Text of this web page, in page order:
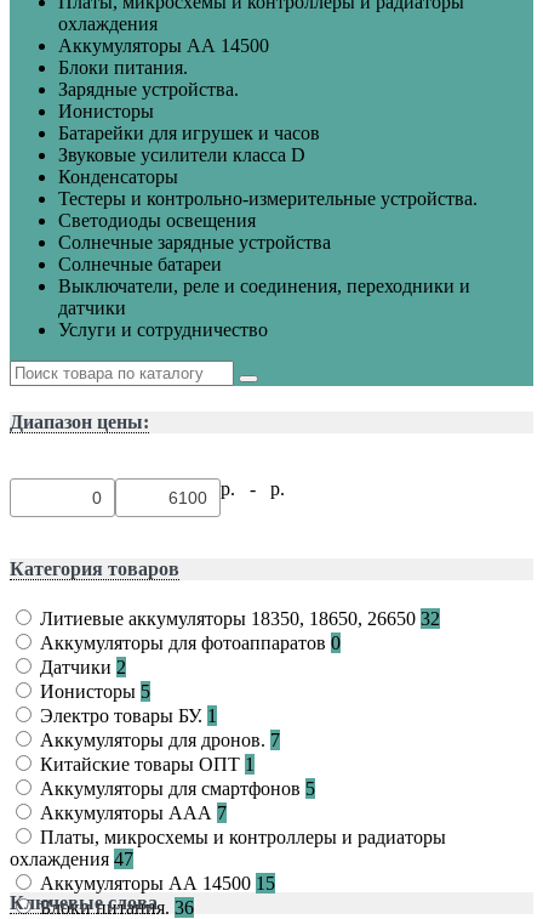
охлаждения
Аккумуляторы АА 14500
Блоки питания.
Зарядные устройства.
Ионисторы
Батарейки для игрушек и часов
Звуковые усилители класса D
Конденсаторы
Тестеры и контрольно-измерительные устройства.
Светодиоды освещения
Солнечные зарядные устройства
Солнечные батареи
Выключатели, реле и соединения, переходники и
датчики
Услуги и сотрудничество
Диапазон цены:
р. - р.
Категория товаров
Литиевые аккумуляторы 18350, 18650, 26650 32
Аккумуляторы для фотоаппаратов 0
Датчики 2
Ионисторы 5
Электро товары БУ. 1
Аккумуляторы для дронов. 7
Китайские товары ОПТ 1
Аккумуляторы для смартфонов 5
Аккумуляторы ААА 7
Платы, микросхемы и контроллеры и радиаторы
охлаждения 47
Аккумуляторы АА 14500 15
Блоки питания. 36
Ключевые слова